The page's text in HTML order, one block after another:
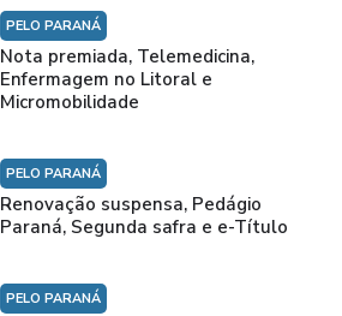
PELO PARANÁ
Nota premiada, Telemedicina,
Enfermagem no Litoral e
Micromobilidade
PELO PARANÁ
Renovação suspensa, Pedágio
Paraná, Segunda safra e e-Título
PELO PARANÁ